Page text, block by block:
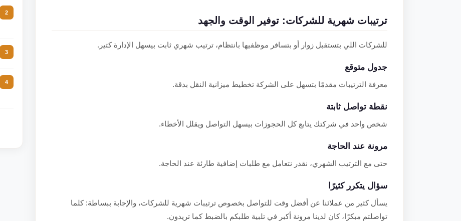
ترتيبات شهرية للشركات: توفير الوقت والجهد
للشركات اللي بتستقبل زوار أو بتسافر موظفيها بانتظام، ترتيب شهري ثابت بيسهل الإدارة كتير.
جدول متوقع
معرفة الترتيبات مقدمًا بتسهل على الشركة تخطيط ميزانية النقل بدقة.
نقطة تواصل ثابتة
شخص واحد في شركتك يتابع كل الحجوزات بيسهل التواصل ويقلل الأخطاء.
مرونة عند الحاجة
حتى مع الترتيب الشهري، نقدر نتعامل مع طلبات إضافية طارئة عند الحاجة.
سؤال يتكرر كثيرًا
يسأل كثير من عملائنا عن أفضل وقت للتواصل بخصوص ترتيبات شهرية للشركات، والإجابة ببساطة: كلما
تواصلتم مبكرًا، كان لدينا مرونة أكبر في تلبية طلبكم بالضبط كما تريدون.
2
3
4